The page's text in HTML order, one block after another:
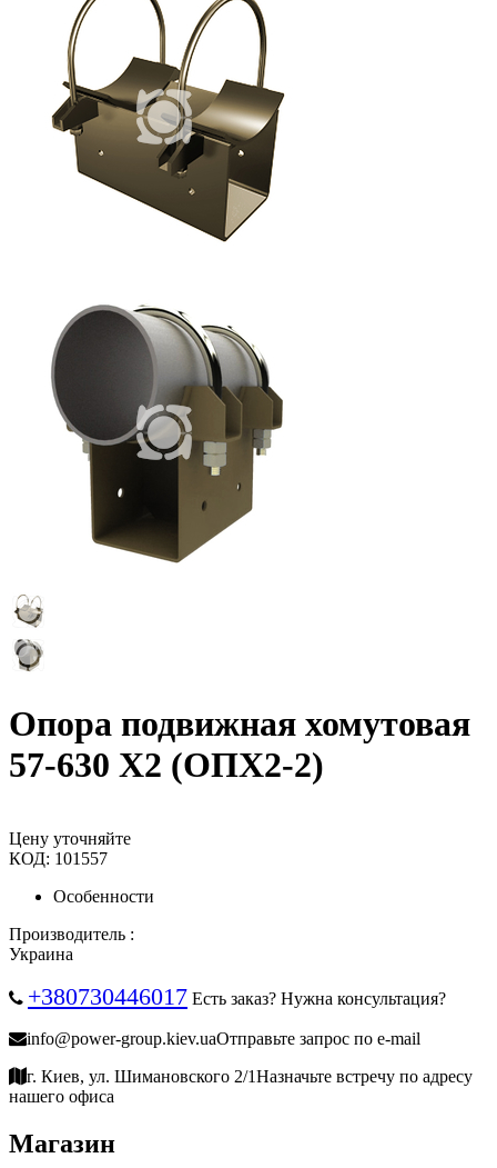
Опора подвижная хомутовая
57-630 Х2 (ОПХ2-2)
Цену уточняйте
КОД: 101557
Особенности
Производитель :
Украина
+380730446017 Есть заказ? Нужна консультация?
info@power-group.kiev.uaОтправьте запрос по e-mail
г. Киев, ул. Шимановского 2/1Назначьте встречу по адресу
нашего офиса
Магазин